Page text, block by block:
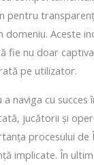
pentru
domeniu. Aceste
fie nu doar
pe utilizator.
naviga cu succes
jucătorii și
procesului de
implicate. În